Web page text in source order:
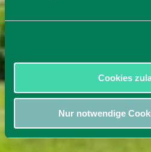
Cookies
Nur notwendige